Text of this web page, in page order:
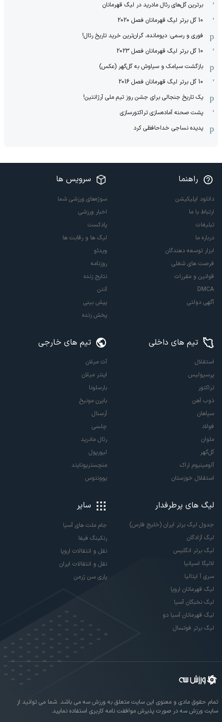
برترین گل‌های رئال مادرید در لیگ قهرمانان
10 گل برتر لیگ قهرمانان فصل 2020
فوری و رسمی: دیومانده، گران‌ترین خرید تاریخ رئال!
10 گل برتر لیگ قهرمانان فصل 2023
بازگشت سیامک و سیاوش به گل‌گهر (عکس)
10 گل برتر لیگ قهرمانان فصل 2016
یک تاریخ جنجالی برای جشن روز تیم ملی آرژانتین!
پشت صحنه آماده‌سازی تراکتورسازی
پدیده نساجی خداحافظی کرد
راهنما
دانلود اپلیکیشن
ارتباط با ما
تبلیغات
درباره ما
ابزار توسعه دهندگان
فرصت های شغلی
قوانین و مقررات
DMCA
آگهی دولتی
سرویس ها
سوژه‌های ورزشی شما
اخبار ورزشی
پادکست
لیگ ها و رقابت ها
ویدئو
روزنامه
نتایج زنده
آنتن
پیش بینی
پخش زنده
تیم های داخلی
استقلال
پرسپولیس
تراکتور
ذوب آهن
سپاهان
فولاد
ملوان
گل‌گهر
آلومینیوم اراک
استقلال خوزستان
تیم های خارجی
آث میلان
اینتر میلان
بارسلونا
بایرن مونیخ
آرسنال
چلسی
رئال مادرید
لیورپول
منچستریونایتد
یوونتوس
لیگ های پرطرفدار
جدول لیگ برتر ایران (خلیج فارس)
لیگ آزادگان
لیگ برتر انگلیس
لالیگا اسپانیا
سری آ ایتالیا
لیگ قهرمانان اروپا
لیگ نخبگان آسیا
لیگ قهرمانان آسیا دو
لیگ برتر فوتسال
سایر
جام ملت های آسیا
رنکینگ فیفا
نقل و انتقالات اروپا
نقل و انتقالات ایران
پاری سن ژرمن
تمام حقوق مادی و معنوی این سایت متعلق به ورزش سه می باشد. شما می توانید از
سایت ورزش سه در صورت پذیرش موافقت نامه کاربری استفاده نمایید.